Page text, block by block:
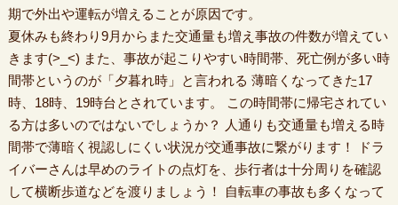
期で外出や運転が増えることが原因です。
夏休みも終わり9月からまた交通量も増え事故の件数が増えてい
きます(>_<) また、事故が起こりやすい時間帯、死亡例が多い時
間帯というのが「夕暮れ時」と言われる 薄暗くなってきた17
時、18時、19時台とされています。 この時間帯に帰宅されてい
る方は多いのではないでしょうか？ 人通りも交通量も増える時
間帯で薄暗く視認しにくい状況が交通事故に繋がります！ ドラ
イバーさんは早めのライトの点灯を、歩行者は十分周りを確認
して横断歩道などを渡りましょう！ 自転車の事故も多くなって